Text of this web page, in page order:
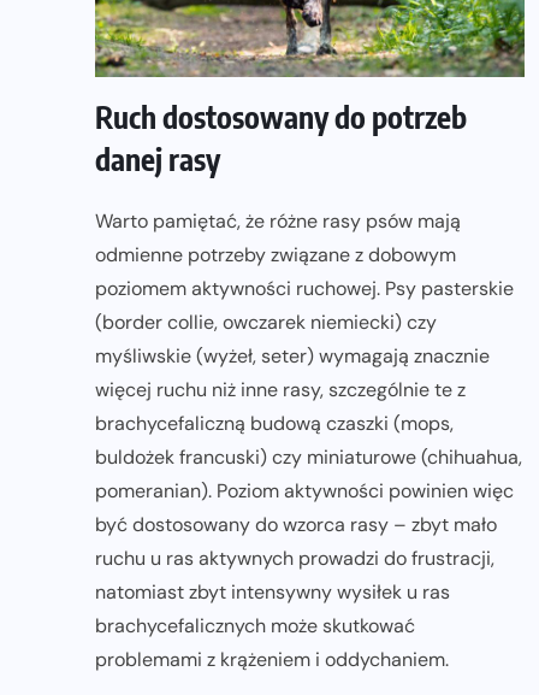
Ruch dostosowany do potrzeb
danej rasy
Warto pamiętać, że różne rasy psów mają
odmienne potrzeby związane z dobowym
poziomem aktywności ruchowej. Psy pasterskie
(border collie, owczarek niemiecki) czy
myśliwskie (wyżeł, seter) wymagają znacznie
więcej ruchu niż inne rasy, szczególnie te z
brachycefaliczną budową czaszki (mops,
buldożek francuski) czy miniaturowe (chihuahua,
pomeranian). Poziom aktywności powinien więc
być dostosowany do wzorca rasy – zbyt mało
ruchu u ras aktywnych prowadzi do frustracji,
natomiast zbyt intensywny wysiłek u ras
brachycefalicznych może skutkować
problemami z krążeniem i oddychaniem.